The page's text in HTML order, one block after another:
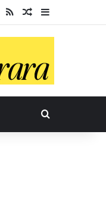
YouTube
RSS Ausazko
Bilatu